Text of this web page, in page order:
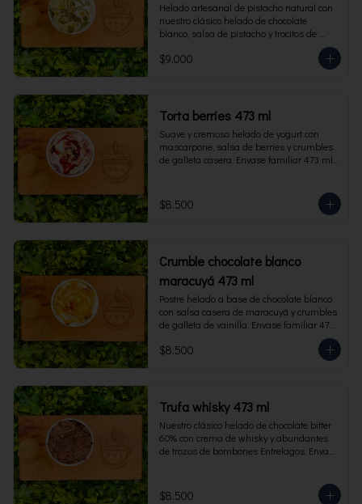
Helado artesanal de pistacho natural con
nuestro clásico helado de chocolate
blanco, salsa de pistacho y trocitos de
pistacho. Envase familiar 473 ml, rinde 4
porciones.
$9.000
Torta berries 473 ml
Suave y cremoso helado de yogurt con
mascarpone, salsa de berries y crumbles
de galleta casera. Envase familiar 473 ml,
$8.500
Crumble chocolate blanco
maracuyá 473 ml
Postre helado a base de chocolate blanco
con salsa casera de maracuyá y crumbles
de galleta de vainilla. Envase familiar 473
$8.500
Trufa whisky 473 ml
Nuestro clásico helado de chocolate bitter
60% con crema de whisky y abundantes
de trozos de bombones Entrelagos. Envase
$8.500